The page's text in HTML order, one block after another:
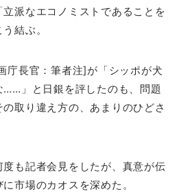
派なエコノミストであることを
結ぶ。
庁長官：筆者注]が「シッポが犬
……」と日銀を評したのも、問題
取り違え方の、あまりのひどさ
も記者会見をしたが、真意が伝
市場のカオスを深めた。